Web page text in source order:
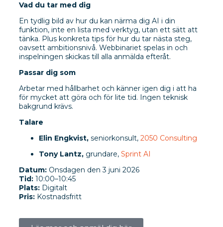
Vad du tar med dig
En tydlig bild av hur du kan närma dig AI i din
funktion, inte en lista med verktyg, utan ett sätt att
tänka. Plus konkreta tips för hur du tar nästa steg,
oavsett ambitionsnivå. Webbinariet spelas in och
inspelningen skickas till alla anmälda efteråt.
Passar dig som
Arbetar med hållbarhet och känner igen dig i att ha
för mycket att göra och för lite tid. Ingen teknisk
bakgrund krävs.
Talare
Elin Engkvist, seniorkonsult, 2050 Consulting
Tony Lantz, grundare, Sprint AI
Datum: Onsdagen den 3 juni 2026
Tid: 10:00–10:45
Plats: Digitalt
Pris: Kostnadsfritt